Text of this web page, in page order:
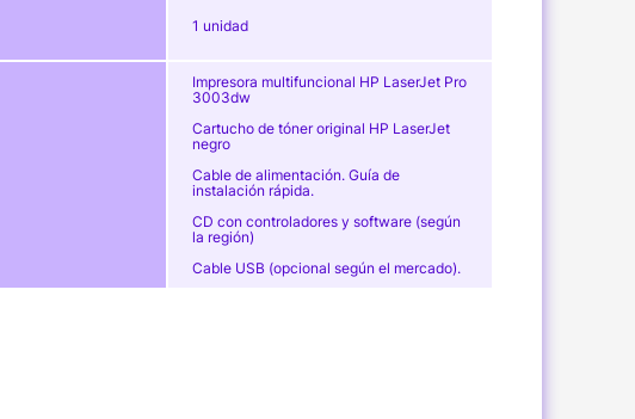
1 unidad
Impresora multifuncional HP LaserJet Pro
3003dw
Cartucho de tóner original HP LaserJet
negro
Cable de alimentación. Guía de
instalación rápida.
CD con controladores y software (según
la región)
Cable USB (opcional según el mercado).